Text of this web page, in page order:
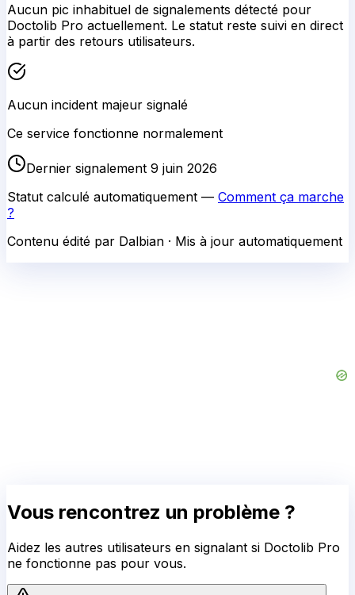
Aucun pic inhabituel de signalements détecté pour
Doctolib Pro actuellement. Le statut reste suivi en direct
à partir des retours utilisateurs.
Aucun incident majeur signalé
Ce service fonctionne normalement
Dernier signalement 9 juin 2026
Statut calculé automatiquement — Comment ça marche
?
Contenu édité par Dalbian · Mis à jour automatiquement
Vous rencontrez un problème ?
Aidez les autres utilisateurs en signalant si Doctolib Pro
ne fonctionne pas pour vous.